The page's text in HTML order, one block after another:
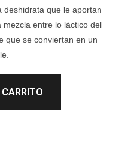
deshidrata que le aportan
entre lo láctico del
que se conviertan en un